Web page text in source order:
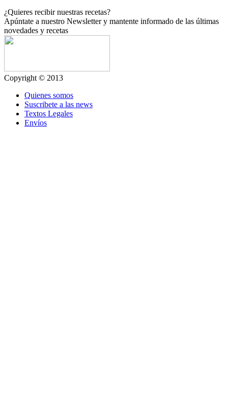
¿Quieres recibir nuestras recetas?
Apúntate a nuestro Newslettery mantente informado de las últimas
novedades y recetas
Copyright © 2013
Quienes somos
Suscribete a las news
Textos Legales
Envíos